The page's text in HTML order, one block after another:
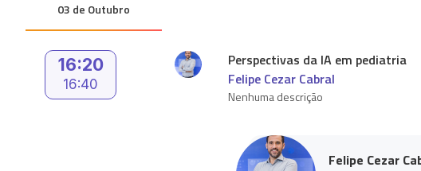
03 de Outubro
16:20
16:40
Perspectivas da IA em pediatria
Felipe Cezar Cabral
Nenhuma descrição
Felipe Cezar